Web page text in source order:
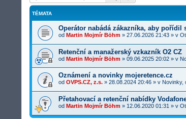
TÉMATA
Operátor nabádá zákazníka, aby
od Martin Mojmír Böhm » 27.06.2026 21:43 » v
Retenční a manažerský vzkazník O2 CZ
od Martin Mojmír Böhm » 09.06.2025 20:02 » v
Oznámení a novinky mojeretence.cz
od OVPS.CZ, z.s. » 28.08.2024 20:46 » v Novinky,
Přetahovací a retenční nabídky
od Martin Mojmír Böhm » 12.06.2020 01:31 » v